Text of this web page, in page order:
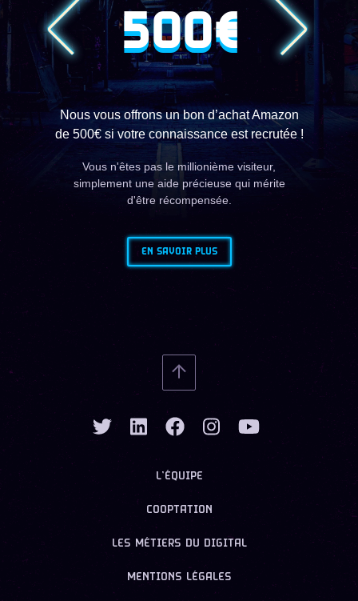
500€
Nous vous offrons un bon d’achat Amazon
de 500€ si votre connaissance est recrutée !
Vous n'êtes pas le millionième visiteur,
simplement une aide précieuse qui mérite
d'être récompensée.
EN SAVOIR PLUS
L’ÉQUIPE
COOPTATION
LES MÉTIERS DU DIGITAL
MENTIONS LÉGALES